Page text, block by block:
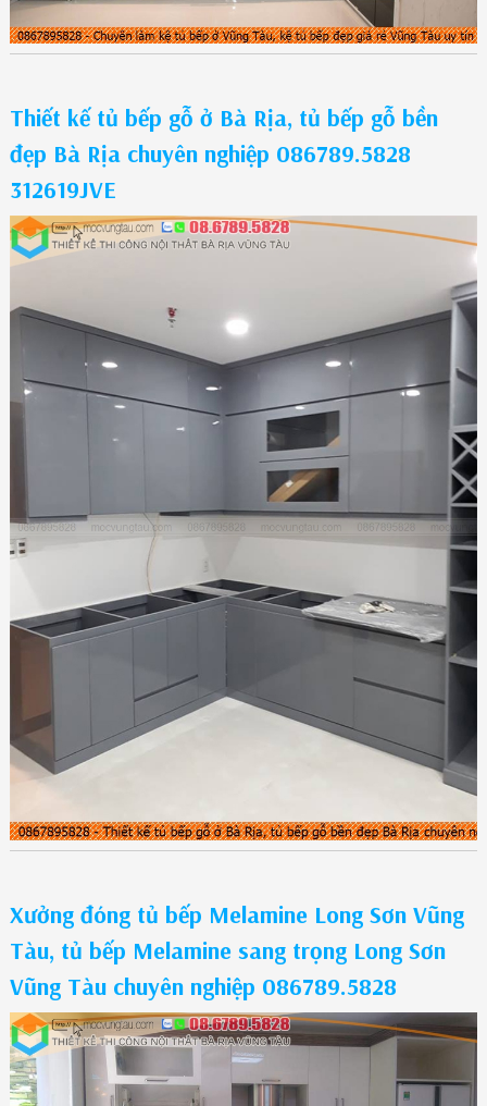
Thiết kế tủ bếp gỗ ở Bà Rịa, tủ bếp gỗ bền
đẹp Bà Rịa chuyên nghiệp 086789.5828
312619JVE
Xưởng đóng tủ bếp Melamine Long Sơn Vũng
Tàu, tủ bếp Melamine sang trọng Long Sơn
Vũng Tàu chuyên nghiệp 086789.5828